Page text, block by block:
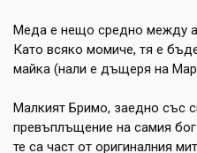
Меда е нещо средно между
Като всяко момиче, тя е
майка (нали е дъщеря на
Малкият Бримо, заедно със
превъплъщение на самия
те са част от оригиналния